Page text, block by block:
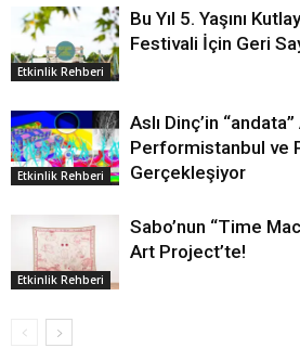
Etkinlik Rehberi
Bu Yıl 5. Yaşını
Festivali İçin Geri
Etkinlik Rehberi
Aslı Dinç’in
Performistanbul ve
Gerçekleşiyor
Etkinlik Rehberi
Sabo’nun “Time
Art Project’te!